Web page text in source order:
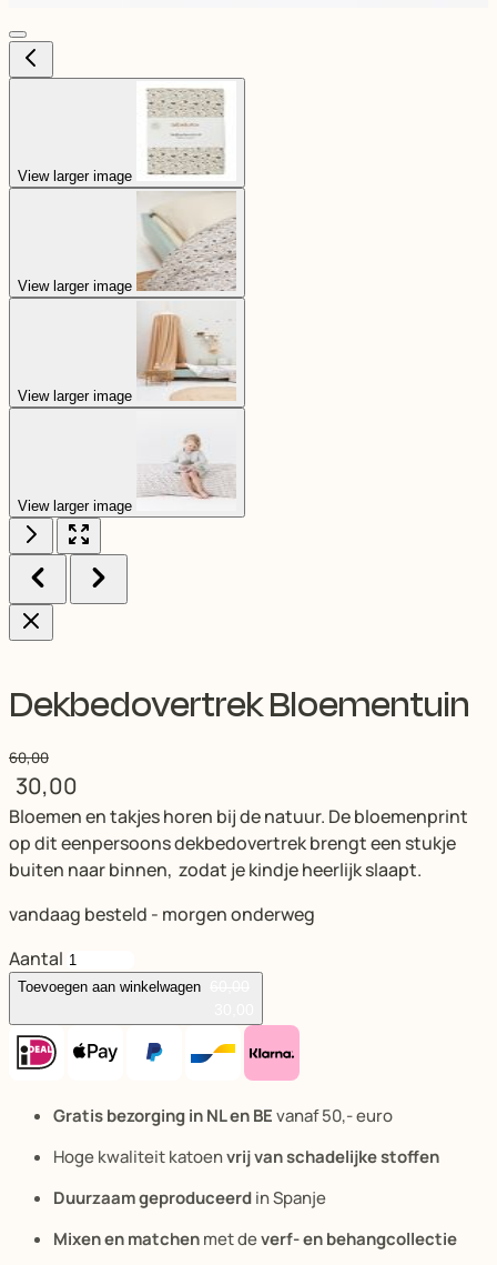
View larger image
View larger image
View larger image
View larger image
Dekbedovertrek Bloementuin
60,00
30,00
Bloemen en takjes horen bij de natuur. De bloemenprint
op dit eenpersoons dekbedovertrek brengt een stukje
buiten naar binnen, zodat je kindje heerlijk slaapt.
vandaag besteld - morgen onderweg
Aantal
Toevoegen aan winkelwagen
Gratis bezorging in NL en BEvanaf 50,- euro
Hoge kwaliteit katoenvrij van schadelijke stoffen
Duurzaam geproduceerdin Spanje
Mixen en matchenmet deverf- en behangcollectie